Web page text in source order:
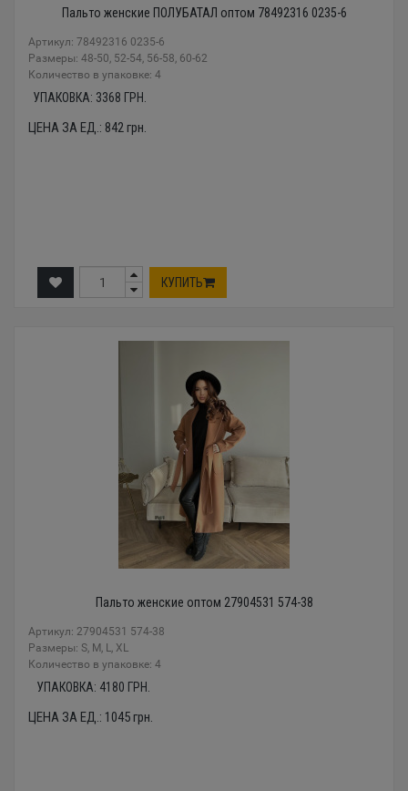
Пальто женские ПОЛУБАТАЛ оптом 78492316 0235-6
Артикул: 78492316 0235-6
Размеры: 48-50, 52-54, 56-58, 60-62
Количество в упаковке: 4
УПАКОВКА: 3368 ГРН.
ЦЕНА ЗА ЕД.: 842грн.
КУПИТЬ
Пальто женские оптом 27904531 574-38
Артикул: 27904531 574-38
Размеры: S, M, L, XL
Количество в упаковке: 4
УПАКОВКА: 4180 ГРН.
ЦЕНА ЗА ЕД.: 1045грн.